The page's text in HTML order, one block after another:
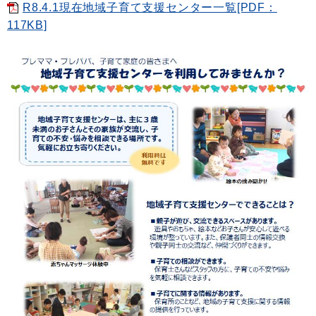
R8.4.1現在地域子育て支援センター一覧[PDF：
117KB]